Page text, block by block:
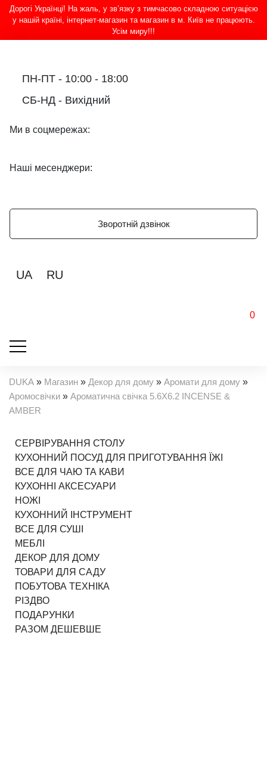
Дорогі Українці! На жаль, у зв’язку з тимчасово складною ситуацією
у нашій країні, інтернет-магазин та магазин в м. Київ не працюють.
Усім миру!!!
ПН-ПТ - 10:00 - 18:00
СБ-НД - Вихідний
Ми в соцмережах:
Наші месенджери:
Зворотній дзвінок
UA RU
0
DUKA » Магазин » Декор для дому » Аромати для дому »
Аромосвічки » Ароматична свічка 5.6X6.2 INCENSE &
AMBER
СЕРВІРУВАННЯ СТОЛУ
КУХОННИЙ ПОСУД ДЛЯ ПРИГОТУВАННЯ ЇЖІ
ВСЕ ДЛЯ ЧАЮ ТА КАВИ
КУХОННІ АКСЕСУАРИ
НОЖІ
КУХОННИЙ ІНСТРУМЕНТ
ВСЕ ДЛЯ СУШІ
МЕБЛІ
ДЕКОР ДЛЯ ДОМУ
ТОВАРИ ДЛЯ САДУ
ПОБУТОВА ТЕХНІКА
РІЗДВО
ПОДАРУНКИ
РАЗОМ ДЕШЕВШЕ